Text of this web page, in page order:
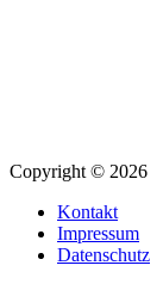
Copyright © 2026
Kontakt
Impressum
Datenschutz